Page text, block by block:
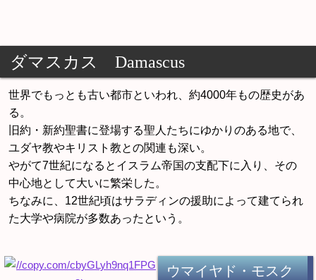
ダマスカス Damascus
世界でもっとも古い都市といわれ、約4000年もの歴史があ
る。
旧約・新約聖書に登場する聖人たちにゆかりのある地で、
ユダヤ教やキリスト教との関連も深い。
やがて7世紀になるとイスラム帝国の支配下に入り、その
中心地として大いに繁栄した。
ちなみに、12世紀頃はサラディンの援助によって建てられ
た大学や病院が多数あったという。
ウマイヤド・モスク